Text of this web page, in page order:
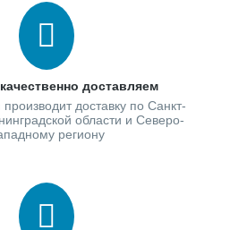
доставляем
доставку по Санкт-
области и Северо-
региону